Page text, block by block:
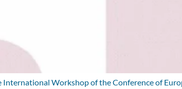
International Workshop of the Conference of